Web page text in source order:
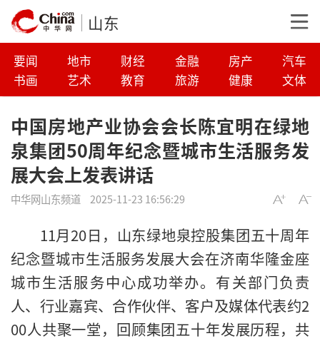
山东
要闻 地市 财经 金融 房产
汽车
书画
艺术 教育 旅游 健康 文体
中国房地产业协会会长陈宜明在绿地
泉集团50周年纪念暨城市生活服务发
展大会上发表讲话
中华网山东频道 2025-11-23 16:56:29
11月20日，山东绿地泉控股集团五十周年
纪念暨城市生活服务发展大会在济南华隆金座
城市生活服务中心成功举办。有关部门负责
人、行业嘉宾、合作伙伴、客户及媒体代表约2
00人共聚一堂，回顾集团五十年发展历程，共